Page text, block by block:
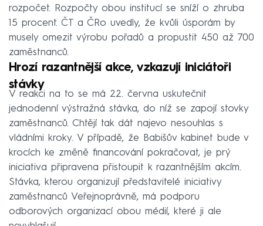
rozpočet. Rozpočty obou institucí se sníží o zhruba
15 procent. ČT a ČRo uvedly, že kvůli úsporám by
musely omezit výrobu pořadů a propustit 450 až 700
zaměstnanců.
Hrozí razantnější akce, vzkazují iniciátoři
stávky
V reakci na to se má 22. června uskutečnit
jednodenní výstražná stávka, do níž se zapojí stovky
zaměstnanců. Chtějí tak dát najevo nesouhlas s
vládními kroky. V případě, že Babišův kabinet bude v
krocích ke změně financování pokračovat, je prý
iniciativa připravena přistoupit k razantnějším akcím.
Stávka, kterou organizují představitelé iniciativy
zaměstnanců Veřejnoprávně, má podporu
odborových organizací obou médií, které ji ale